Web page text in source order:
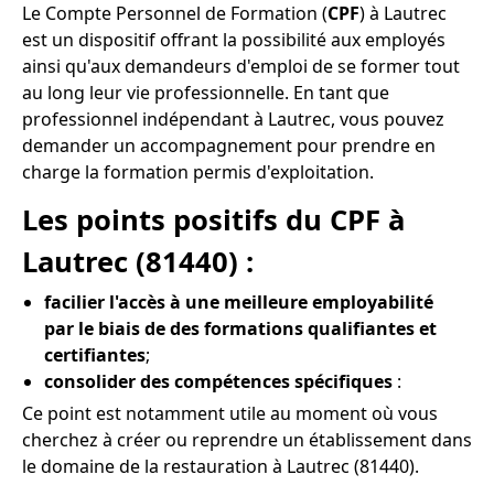
Le Compte Personnel de Formation (CPF) à Lautrec
est un dispositif offrant la possibilité aux employés
ainsi qu'aux demandeurs d'emploi de se former tout
au long leur vie professionnelle. En tant que
professionnel indépendant à Lautrec, vous pouvez
demander un accompagnement pour prendre en
charge la formation permis d'exploitation.
Les points positifs du CPF à
Lautrec (81440) :
facilier l'accès à une meilleure employabilité
par le biais de des formations qualifiantes et
certifiantes;
consolider des compétences spécifiques :
Ce point est notamment utile au moment où vous
cherchez à créer ou reprendre un établissement dans
le domaine de la restauration à Lautrec (81440).